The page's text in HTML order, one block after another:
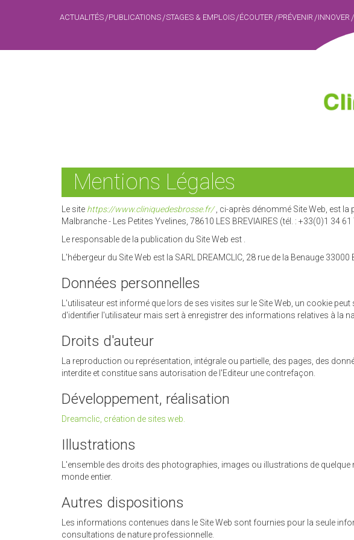
ACTUALITÉS PUBLICATIONS STAGES & EMPLOIS ÉCOUTER PRÉVENIR INNOVER
Mentions Légales
Le site https://www.cliniquedesbrosse.fr/ , ci-après dénommé Site Web, est
Malbranche - Les Petites Yvelines, 78610 LES BREVIAIRES (tél. : +33(0)1 34 61
Le responsable de la publication du Site Web est .
L'hébergeur du Site Web est la SARL DREAMCLIC, 28 rue de la Benauge
Données personnelles
L'utilisateur est informé que lors de ses visites sur le Site Web, un cookie
d'identifier l'utilisateur mais sert à enregistrer des informations relatives à la
Droits d'auteur
La reproduction ou représentation, intégrale ou partielle, des pages, des
interdite et constitue sans autorisation de l'Editeur une contrefaçon.
Développement, réalisation
Dreamclic, création de sites web.
Illustrations
L'ensemble des droits des photographies, images ou illustrations de
monde entier.
Autres dispositions
Les informations contenues dans le Site Web sont fournies pour la seule
consultations de nature professionnelle.